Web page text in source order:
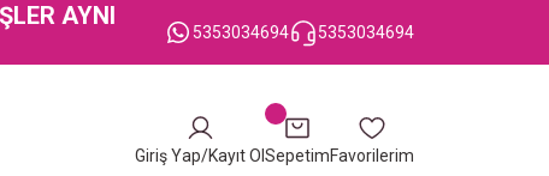
AYNI
5353034694 5353034694
Giriş Yap/Kayıt Ol SepetimFavorilerim